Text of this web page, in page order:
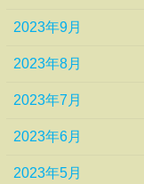
2023年9月
2023年8月
2023年7月
2023年6月
2023年5月